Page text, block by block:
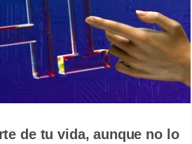
de tu vida, aunque no lo